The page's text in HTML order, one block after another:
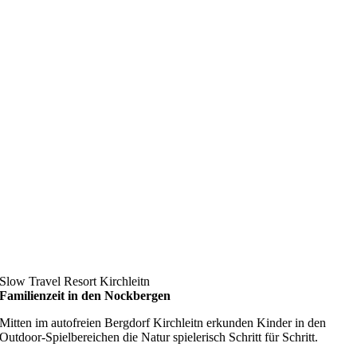
Slow Travel Resort Kirchleitn
Familienzeit in den Nockbergen
Mitten im autofreien Bergdorf Kirchleitn erkunden Kinder in den
Outdoor-Spielbereichen die Natur spielerisch Schritt für Schritt.